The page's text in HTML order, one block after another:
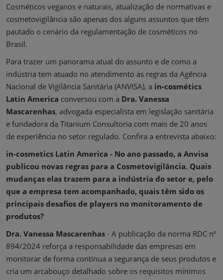
Cosméticos veganos e naturais, atualização de normativas e
cosmetovigilância são apenas dos alguns assuntos que têm
pautado o cenário da regulamentação de cosméticos no
Brasil.
Para trazer um panorama atual do assunto e de como a
indústria tem atuado no atendimento às regras da Agência
Nacional de Vigilância Sanitária (ANVISA), a in-cosmétics
Latin America conversou com a Dra. Vanessa
Mascarenhas, advogada especialista em legislação sanitária
e fundadora da Titanium Consultoria com mais de 20 anos
de experiência no setor regulado. Confira a entrevista abaixo:
in-cosmetics Latin America - No ano passado, a Anvisa
publicou novas regras para a Cosmetovigilância. Quais
mudanças elas trazem para a indústria do setor e, pelo
que a empresa tem acompanhado, quais têm sido os
principais desafios de players no monitoramento de
produtos?
Dra. Vanessa Mascarenhas - A publicação da norma RDC nº
894/2024 reforça a responsabilidade das empresas em
monitorar de forma contínua a segurança de seus produtos e
cria um arcabouço detalhado sobre os requisitos mínimos